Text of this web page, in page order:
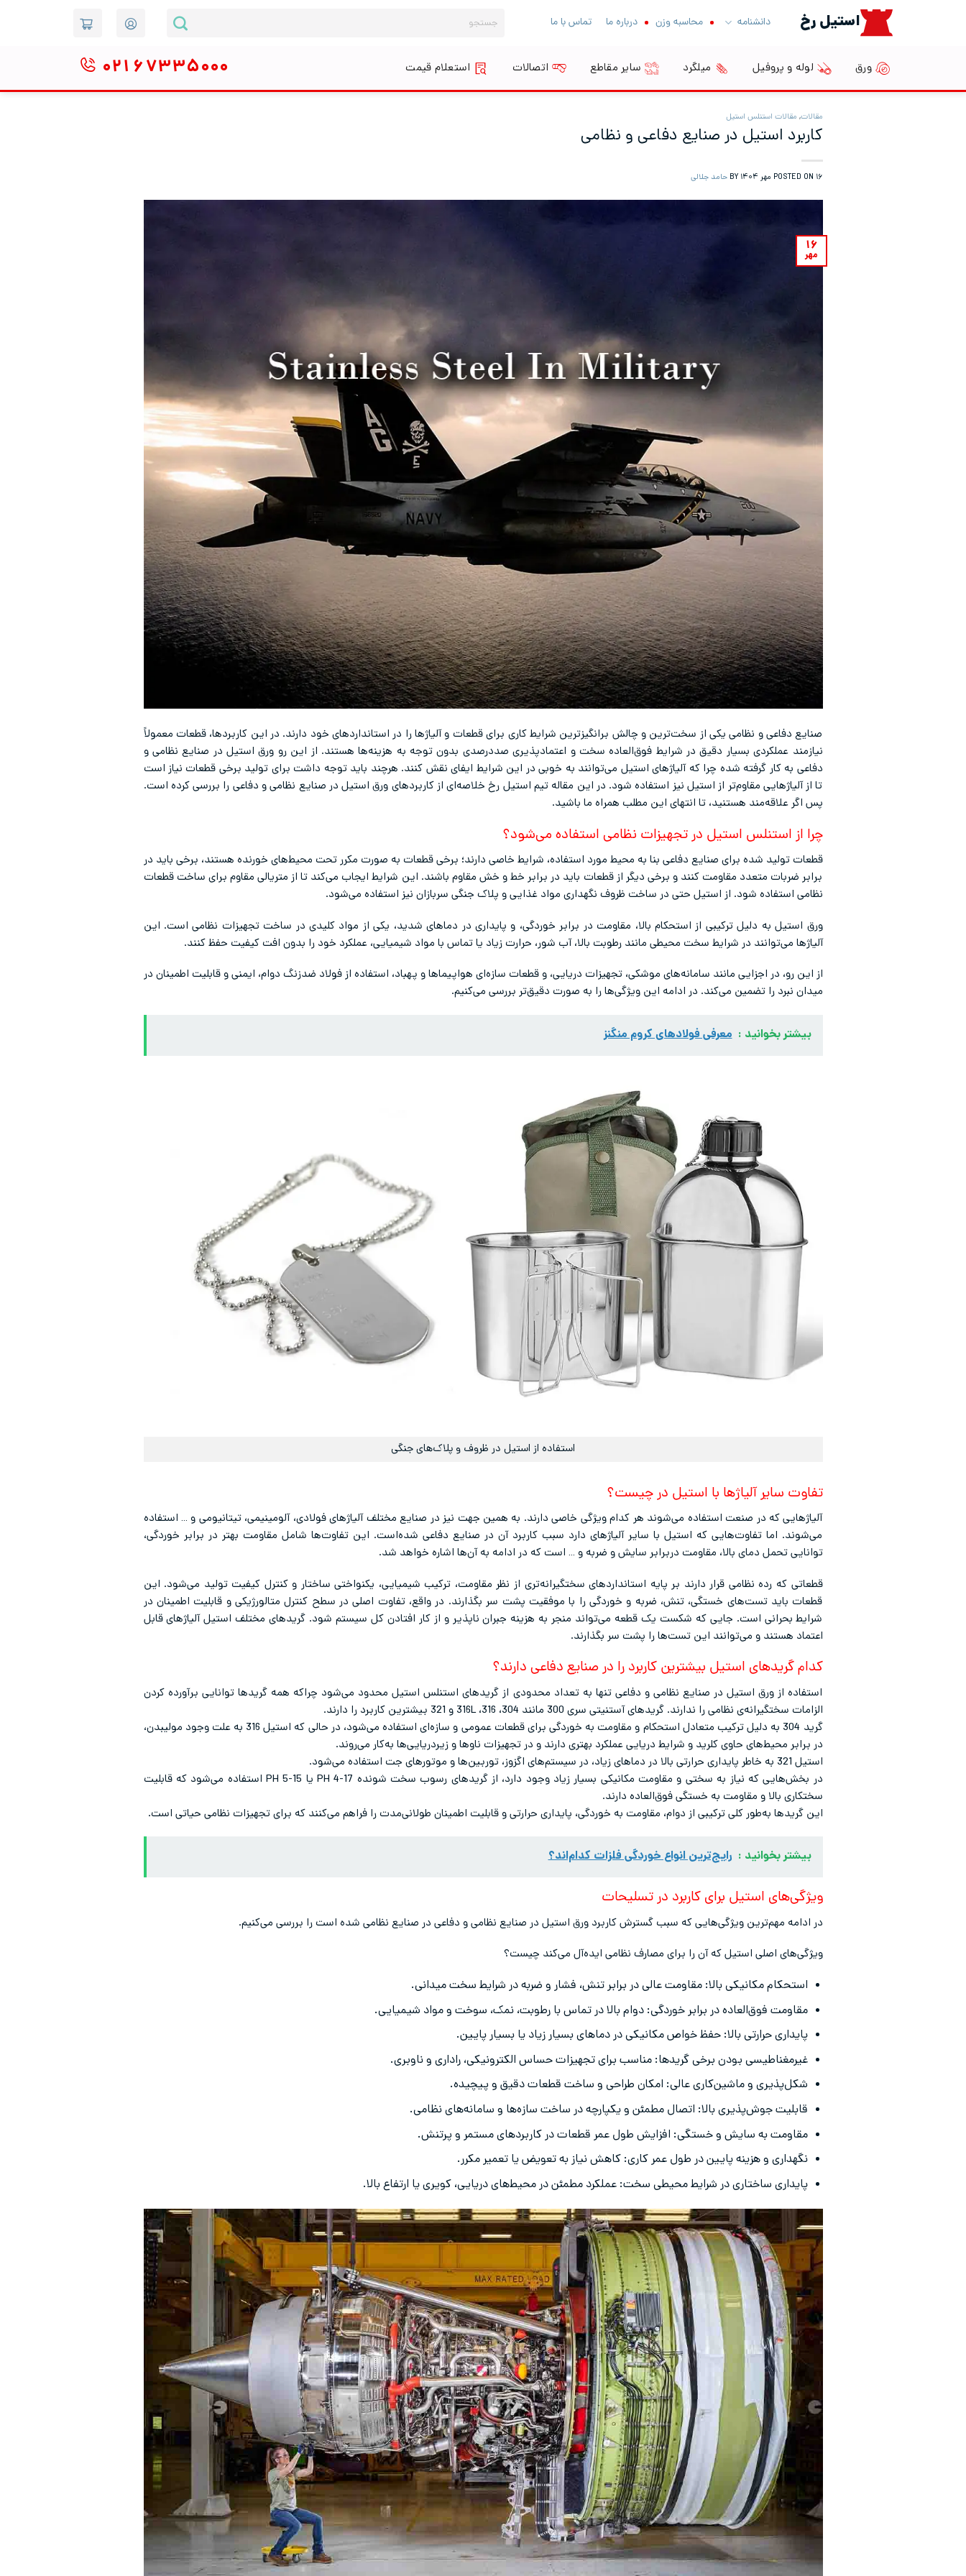
استیل رخ دانشنامه محاسبه وزن درباره ما تماس با ما
برای:
ورق لوله و پروفیل میلگرد سایر مقاطع اتصالات استعلام قیمت ۰۲۱ ۶۷۳۳۵۰۰۰
مقالات, مقالات استنلس استیل
کاربرد استیل در صنایع دفاعی و نظامی
POSTED ON ۱۶ مهر ۱۴۰۴ BY حامد جلالی
۱۶
مهر
صنایع دفاعی و نظامی یکی از سخت‌ترین و چالش برانگیزترین شرایط کاری برای قطعات و آلیاژها را در استانداردهای خود دارند. در این کاربردها، قطعات معمولاً
نیازمند عملکردی بسیار دقیق در شرایط فوق‌العاده سخت و اعتمادپذیری صددرصدی بدون توجه به هزینه‌ها هستند. از این رو ورق استیل در صنایع نظامی و
دفاعی به کار گرفته شده چرا که آلیاژهای استیل می‌توانند به خوبی در این شرایط ایفای نقش کنند. هرچند باید توجه داشت برای تولید برخی قطعات نیاز است
تا از آلیاژهایی مقاوم‌تر از استیل نیز استفاده شود. در این مقاله تیم استیل رخ خلاصه‌‌ای از کاربردهای ورق استیل در صنایع نظامی و دفاعی را بررسی کرده است.
پس اگر علاقه‌مند هستنید، تا انتهای این مطلب همراه ما باشید.
چرا از استنلس استیل در تجهیزات نظامی استفاده می‌شود؟
قطعات تولید شده برای صنایع دفاعی بنا به محیط مورد استفاده، شرایط خاصی دارند؛ برخی قطعات به صورت مکرر تحت محیط‌های خورنده هستند، برخی باید در
برابر ضربات متعدد مقاومت کنند و برخی دیگر از قطعات باید در برابر خط و خش مقاوم باشند. این شرایط ایجاب می‌کند تا از متریالی مقاوم برای ساخت قطعات
نظامی استفاده شود. از استیل حتی در ساخت ظروف نگهداری مواد غذایی و پلاک جنگی سربازان نیز استفاده می‌شود.
ورق استیل به دلیل ترکیبی از استحکام بالا، مقاومت در برابر خوردگی، و پایداری در دماهای شدید، یکی از مواد کلیدی در ساخت تجهیزات نظامی است. این
آلیاژها می‌توانند در شرایط سخت محیطی مانند رطوبت بالا، آب شور، حرارت زیاد یا تماس با مواد شیمیایی، عملکرد خود را بدون افت کیفیت حفظ کنند.
از این رو، در اجزایی مانند سامانه‌های موشکی، تجهیزات دریایی، و قطعات سازه‌ای هواپیماها و پهباد، استفاده از فولاد ضدزنگ دوام، ایمنی و قابلیت اطمینان در
میدان نبرد را تضمین می‌کند. در ادامه این ویژگی‌ها را به صورت دقیق‌تر بررسی می‌کنیم.
بیشتر بخوانید : معرفی فولادهای کروم منگنز
استفاده از استیل در ظروف و پلاک‌های جنگی
تفاوت سایر آلیاژها با استیل در چیست؟
آلیاژهایی که در صنعت استفاده می‌شوند هر کدام ویژگی خاصی دارند. به همین جهت نیز در صنایع مختلف آلیاژهای فولادی، آلومینیمی، تیتانیومی و … استفاده
می‌شوند. اما تفاوت‌هایی که استیل با سایر آلیاژهای دارد سبب کاربرد آن در صنایع دفاعی شده‌است. این تفاوت‌ها شامل مقاومت بهتر در برابر خوردگی،
توانایی تحمل دمای بالا، مقاومت دربرابر سایش و ضربه و … است که در ادامه به آن‌ها اشاره خواهد شد.
قطعاتی که رده نظامی قرار دارند بر پایه استانداردهای سختگیرانه‌تری از نظر مقاومت، ترکیب شیمیایی، یکنواختی ساختار و کنترل کیفیت تولید می‌شود. این
قطعات باید تست‌های خستگی، تنش، ضربه و خوردگی را با موفقیت پشت سر بگذارند. در واقع، تفاوت اصلی در سطح کنترل متالورژیکی و قابلیت اطمینان در
شرایط بحرانی است. جایی که شکست یک قطعه می‌تواند منجر به هزینه جبران ناپذیر و از کار افتادن کل سیستم شود. گریدهای مختلف استیل آلیاژهای قابل
اعتماد هستند و می‌توانند این تست‌ها را پشت سر بگذارند.
کدام گریدهای استیل بیشترین کاربرد را در صنایع دفاعی دارند؟
استفاده از ورق استیل در صنایع نظامی و دفاعی تنها به تعداد محدودی از گریدهای استنلس استیل محدود می‌شود چراکه همه گریدها توانایی برآورده کردن
الزامات سختگیرانه‌ی نظامی را ندارند. گریدهای آستنیتی سری 300 مانند 304، 316، 316L و 321 بیشترین کاربرد را دارند.
گرید 304 به دلیل ترکیب متعادل استحکام و مقاومت به خوردگی برای قطعات عمومی و سازه‌ای استفاده می‌شود، در حالی که استیل 316 به علت وجود مولیبدن،
در برابر محیط‌های حاوی کلرید و شرایط دریایی عملکرد بهتری دارند و در تجهیزات ناوها و زیردریایی‌ها به‌کار می‌روند.
استیل 321 به خاطر پایداری حرارتی بالا در دماهای زیاد، در سیستم‌های اگزوز، توربین‌ها و موتورهای جت استفاده می‌شود.
در بخش‌هایی که نیاز به سختی و مقاومت مکانیکی بسیار زیاد وجود دارد، از گریدهای رسوب سخت شونده 17-4 PH یا 15-5 PH استفاده می‌شود که قابلیت
سختکاری بالا و مقاومت به خستگی فوق‌العاده دارند.
این گریدها به‌طور کلی ترکیبی از دوام، مقاومت به خوردگی، پایداری حرارتی و قابلیت اطمینان طولانی‌مدت را فراهم می‌کنند که برای تجهیزات نظامی حیاتی است.
بیشتر بخوانید : رایج‌ترین انواع خوردگی فلزات کدام‌اند؟
ویژگی‌های استیل برای کاربرد در تسلیحات
در ادامه مهم‌ترین ویژگی‌هایی که سبب گسترش کاربرد ورق استیل در صنایع نظامی و دفاعی در صنایع نظامی شده است را بررسی می‌کنیم.
ویژگی‌های اصلی استیل که آن را برای مصارف نظامی ایده‌آل می‌کند چیست؟
استحکام مکانیکی بالا: مقاومت عالی در برابر تنش، فشار و ضربه در شرایط سخت میدانی.
مقاومت فوق‌العاده در برابر خوردگی: دوام بالا در تماس با رطوبت، نمک، سوخت و مواد شیمیایی.
پایداری حرارتی بالا: حفظ خواص مکانیکی در دماهای بسیار زیاد یا بسیار پایین.
غیرمغناطیسی بودن برخی گریدها: مناسب برای تجهیزات حساس الکترونیکی، راداری و ناوبری.
شکل‌پذیری و ماشین‌کاری عالی: امکان طراحی و ساخت قطعات دقیق و پیچیده.
قابلیت جوش‌پذیری بالا: اتصال مطمئن و یکپارچه در ساخت سازه‌ها و سامانه‌های نظامی.
مقاومت به سایش و خستگی: افزایش طول عمر قطعات در کاربردهای مستمر و پرتنش.
نگهداری و هزینه پایین در طول عمر کاری: کاهش نیاز به تعویض یا تعمیر مکرر.
پایداری ساختاری در شرایط محیطی سخت: عملکرد مطمئن در محیط‌های دریایی، کویری یا ارتفاع بالا.